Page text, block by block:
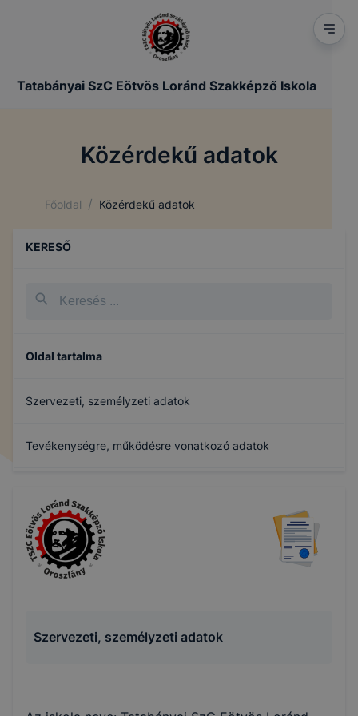
Tatabányai SzC Eötvös Loránd Szakképző Iskola
Közérdekű adatok
Főoldal / Közérdekű adatok
KERESŐ
Oldal tartalma
Szervezeti, személyzeti adatok
Tevékenységre, működésre vonatkozó adatok
Archívum
Szervezeti, személyzeti adatok